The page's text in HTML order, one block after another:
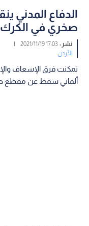
الدفاع
صخري في الكرك
نشر :17:03 2021/11/19
|
الأردن
تمكنت فرق الإسعاف
ألماني سقط عن مقطع